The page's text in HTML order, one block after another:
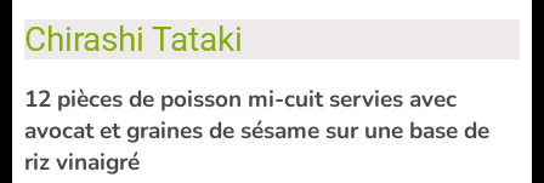
Chirashi Tataki
12 pièces de poisson mi-cuit servies avec
avocat et graines de sésame sur une base de
riz vinaigré